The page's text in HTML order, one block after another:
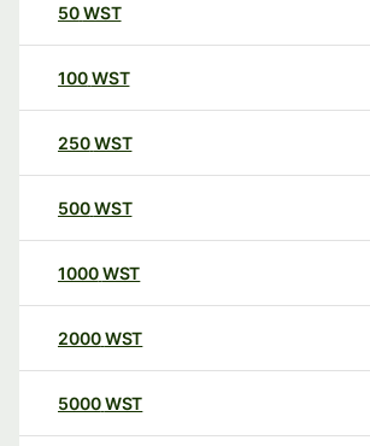
50WST
100WST
250WST
500WST
1000WST
2000WST
5000WST